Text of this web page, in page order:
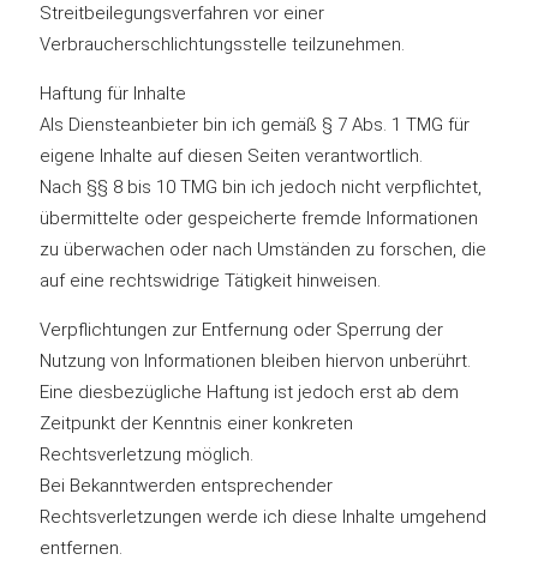
Streitbeilegungsverfahren vor einer
Verbraucherschlichtungsstelle teilzunehmen.
Haftung für Inhalte
Als Diensteanbieter bin ich gemäß § 7 Abs. 1 TMG für
eigene Inhalte auf diesen Seiten verantwortlich.
Nach §§ 8 bis 10 TMG bin ich jedoch nicht verpflichtet,
übermittelte oder gespeicherte fremde Informationen
zu überwachen oder nach Umständen zu forschen, die
auf eine rechtswidrige Tätigkeit hinweisen.
Verpflichtungen zur Entfernung oder Sperrung der
Nutzung von Informationen bleiben hiervon unberührt.
Eine diesbezügliche Haftung ist jedoch erst ab dem
Zeitpunkt der Kenntnis einer konkreten
Rechtsverletzung möglich.
Bei Bekanntwerden entsprechender
Rechtsverletzungen werde ich diese Inhalte umgehend
entfernen.